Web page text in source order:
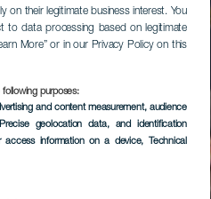
on their legitimate business interest. You
to data processing based on legitimate
More” or in our Privacy Policy on this
purposes:
and content measurement, audience
geolocation data, and identification
access information on a device, Technical